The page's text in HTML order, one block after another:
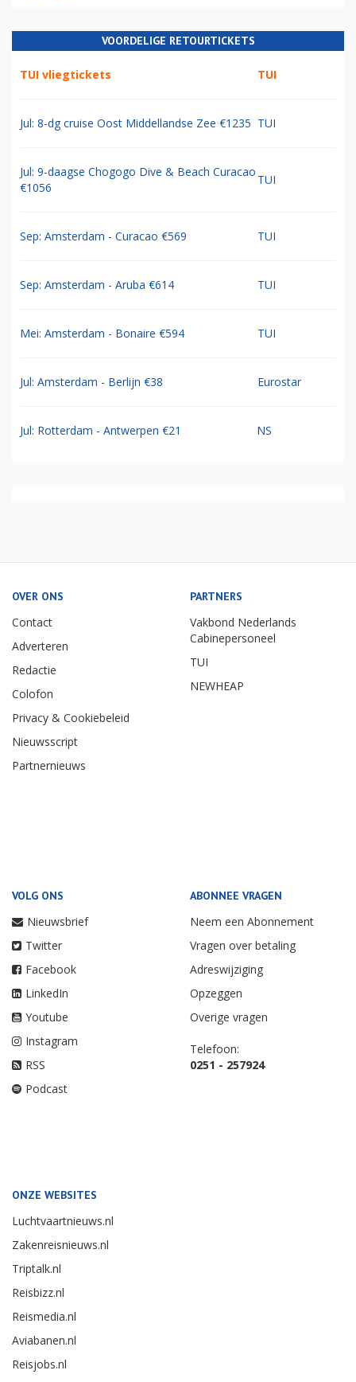
VOORDELIGE RETOURTICKETS
TUI vliegtickets TUI
Jul: 8-dg cruise Oost Middellandse Zee €1235 TUI
Jul: 9-daagse Chogogo Dive & Beach Curacao
€1056
TUI
Sep: Amsterdam - Curacao €569 TUI
Sep: Amsterdam - Aruba €614 TUI
Mei: Amsterdam - Bonaire €594 TUI
Jul: Amsterdam - Berlijn €38 Eurostar
Jul: Rotterdam - Antwerpen €21 NS
OVER ONS
Contact
Adverteren
Redactie
Colofon
Privacy & Cookiebeleid
Nieuwsscript
Partnernieuws
PARTNERS
Vakbond Nederlands
Cabinepersoneel
TUI
NEWHEAP
VOLG ONS
Nieuwsbrief
Twitter
Facebook
LinkedIn
Youtube
Instagram
RSS
Podcast
ABONNEE VRAGEN
Neem een Abonnement
Vragen over betaling
Adreswijziging
Opzeggen
Overige vragen
Telefoon:
0251 - 257924
ONZE WEBSITES
Luchtvaartnieuws.nl
Zakenreisnieuws.nl
Triptalk.nl
Reisbizz.nl
Reismedia.nl
Aviabanen.nl
Reisjobs.nl